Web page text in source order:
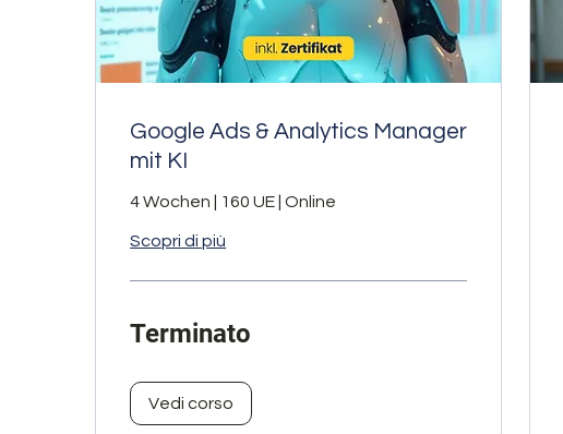
Google Ads & Analytics Manager
mit KI
4 Wochen | 160 UE | Online
Scopri di più
Terminato
Vedi corso